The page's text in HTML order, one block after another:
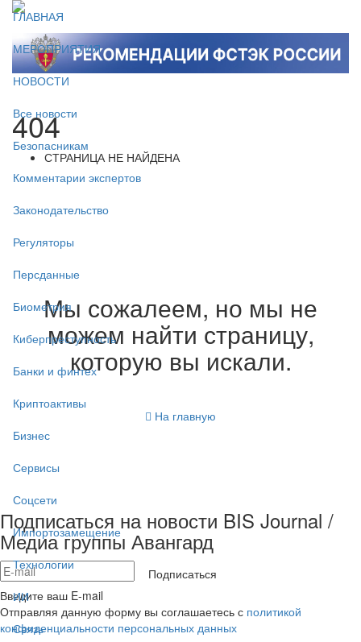
ГЛАВНАЯ
МЕРОПРИЯТИЯ
НОВОСТИ
Все новости
Безопасникам
Комментарии экспертов
Законодательство
Регуляторы
Персданные
Биометрия
Киберпреступность
Банки и финтех
Криптоактивы
Бизнес
Сервисы
Соцсети
Импортозамещение
Технологии
ИИ
Связь
404
СТРАНИЦА НЕ НАЙДЕНА
Мы сожалеем, но мы не
можем найти страницу,
которую вы искали.
На главную
Подписаться на новости BIS Journal /
Медиа группы Авангард
Подписаться
Введите ваш E-mail
Отправляя данную форму вы соглашаетесь с политикой
конфиденциальности персональных данных